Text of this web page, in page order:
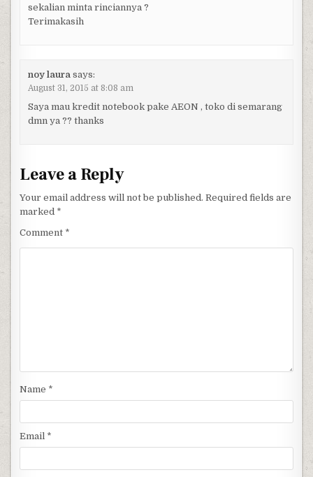
sekalian minta rinciannya ?
Terimakasih
noy laura says:
August 31, 2015 at 8:08 am
Saya mau kredit notebook pake AEON , toko di semarang
dmn ya ?? thanks
Leave a Reply
Your email address will not be published. Required fields are
marked *
Comment *
Name *
Email *